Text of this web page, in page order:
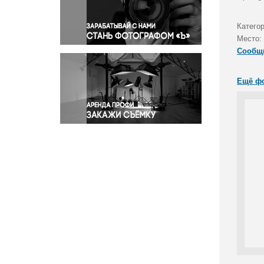
Правосудие
Происшествия и конфликты
Религия
Светская жизнь
Спорт
Экология
Экономика и бизнес
Место:
Ещё